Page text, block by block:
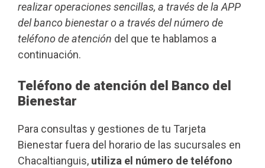
realizar operaciones sencillas, a través de la APP
del banco bienestar o a través del número de
teléfono de atención del que te hablamos a
continuación.
Teléfono de atención del Banco del
Bienestar
Para consultas y gestiones de tu Tarjeta
Bienestar fuera del horario de las sucursales en
Chacaltianguis, utiliza el número de teléfono